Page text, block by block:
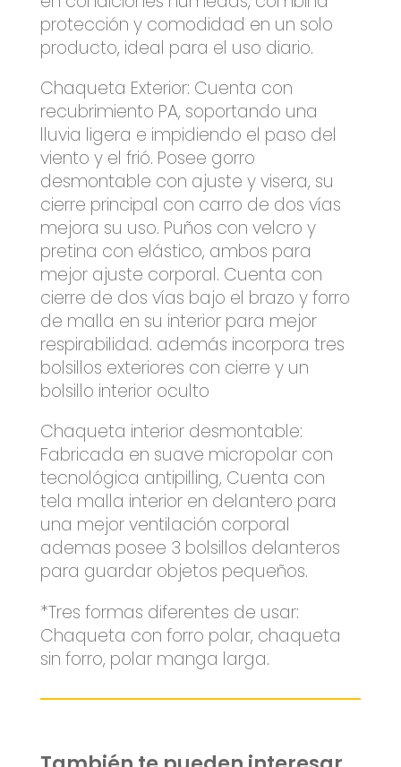
protección y comodidad en un solo
producto, ideal para el uso diario.
Chaqueta Exterior: Cuenta con
recubrimiento PA, soportando una
lluvia ligera e impidiendo el paso del
viento y el frió. Posee gorro
desmontable con ajuste y visera, su
cierre principal con carro de dos vías
mejora su uso. Puños con velcro y
pretina con elástico, ambos para
mejor ajuste corporal. Cuenta con
cierre de dos vías bajo el brazo y forro
de malla en su interior para mejor
respirabilidad. además incorpora tres
bolsillos exteriores con cierre y un
bolsillo interior oculto
Chaqueta interior desmontable:
Fabricada en suave micropolar con
tecnológica antipilling, Cuenta con
tela malla interior en delantero para
una mejor ventilación corporal
ademas posee 3 bolsillos delanteros
para guardar objetos pequeños.
*Tres formas diferentes de usar:
Chaqueta con forro polar, chaqueta
sin forro, polar manga larga.